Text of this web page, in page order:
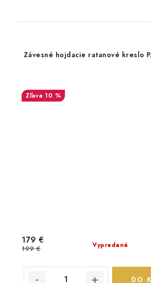
Závesné hojdacie ratanové kreslo
10 %
Vypredané
179 €
199 €
DO